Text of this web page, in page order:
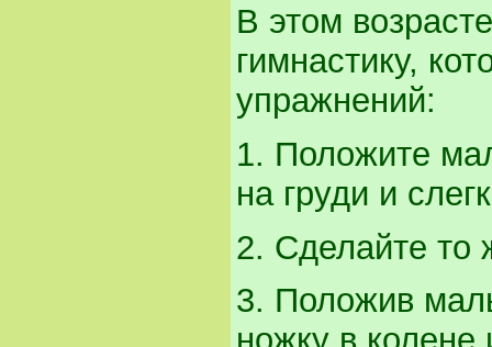
В этом
гимнастику,
упражнений:
1. Положите
на груди и
2. Сделайте то
3. Положив